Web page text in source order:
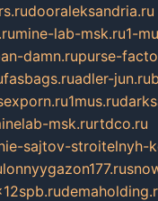
dooraleksandria.ru
mine-lab-msk.ru1-
damn.rupurse-
fasbags.ruadler-jun.ru
1mus.ru
msk.rurtdco.ru
sajtov-stroitelnyh-